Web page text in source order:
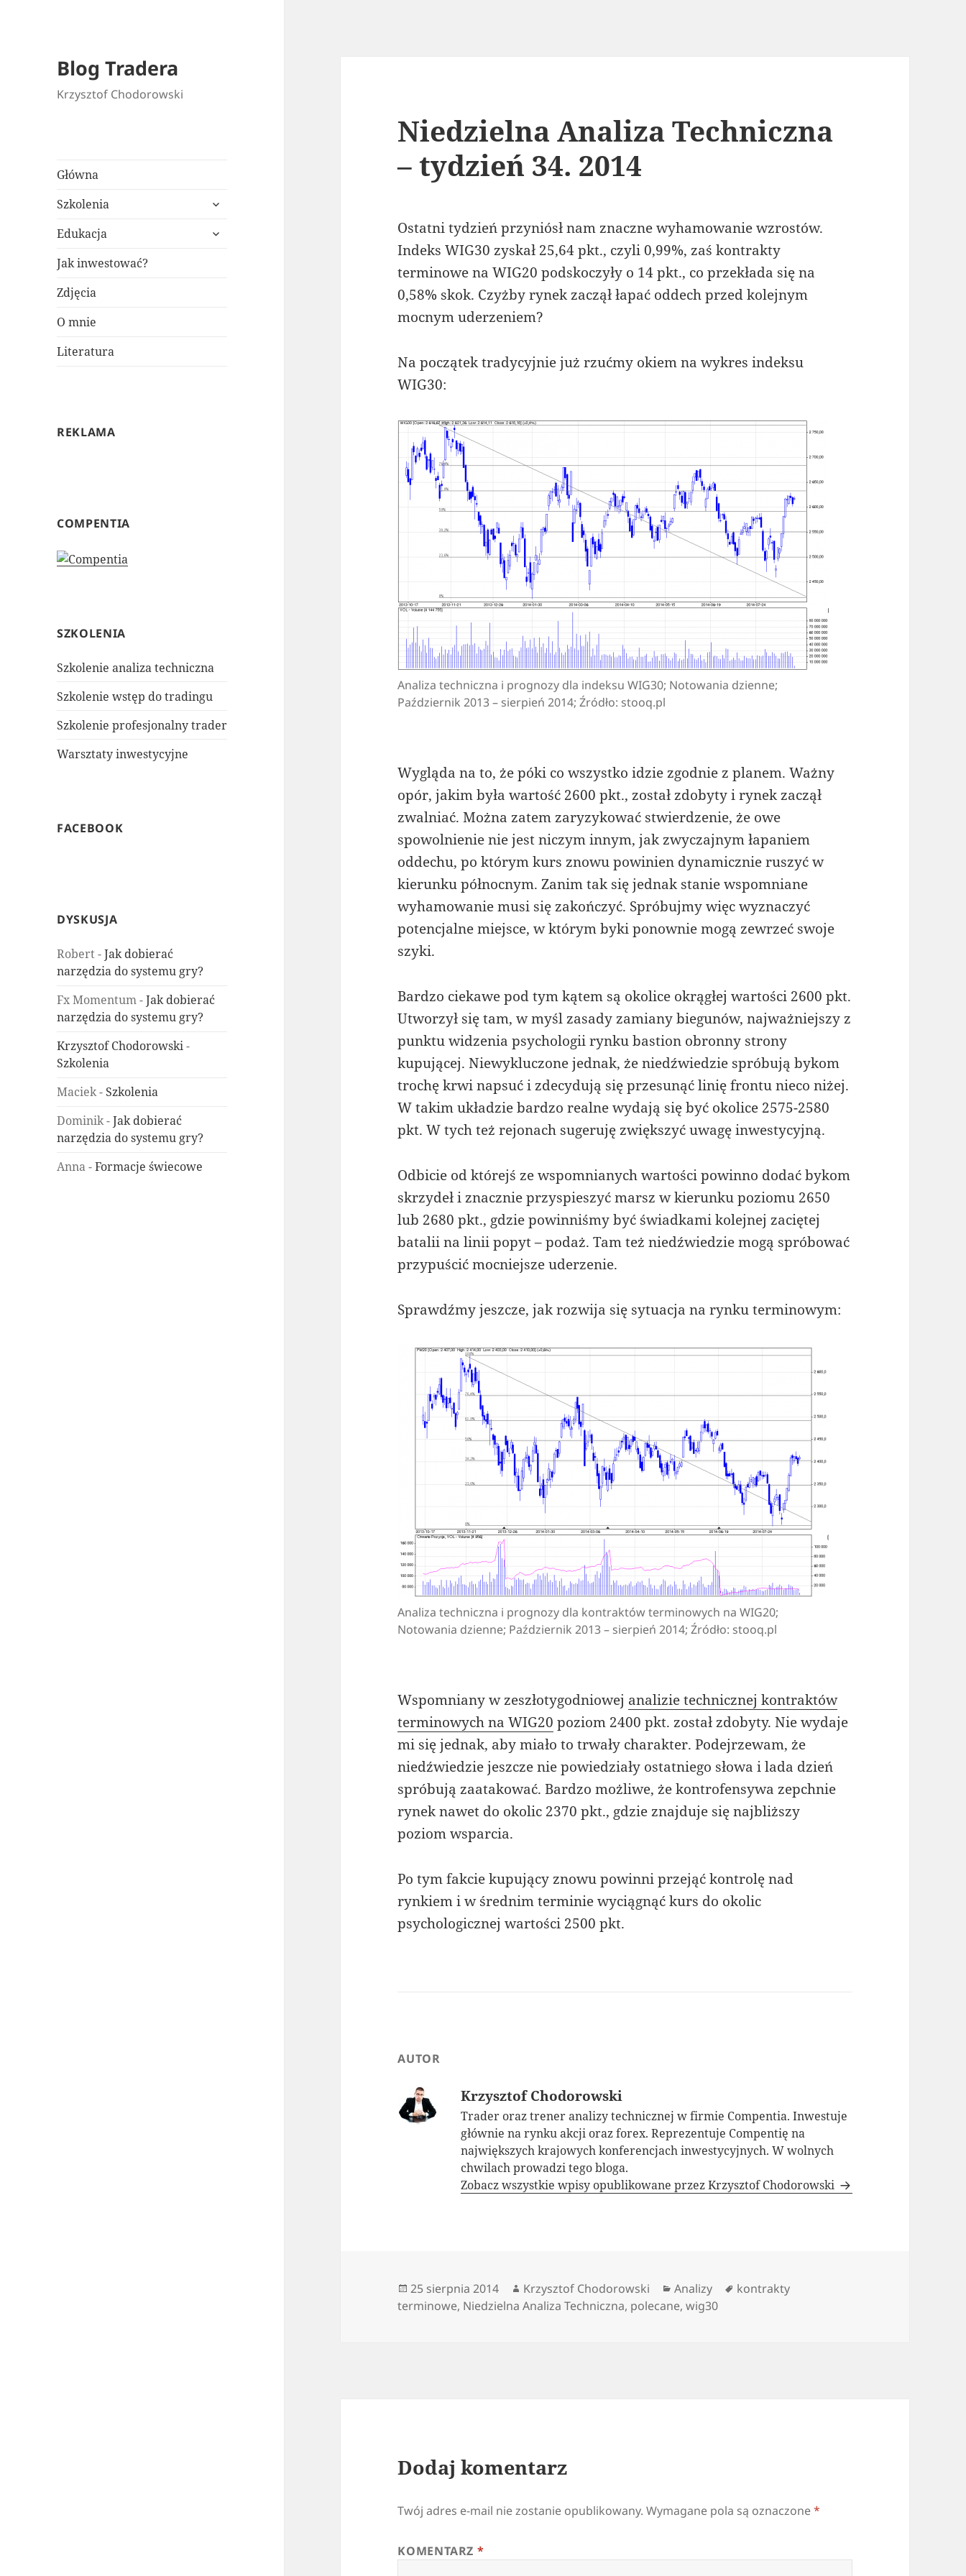
Blog Tradera
Krzysztof Chodorowski
Główna
Szkolenia
rozwiń
potomne
Edukacja
rozwiń
Jak inwestować?
Zdjęcia
O mnie
Literatura
REKLAMA
COMPENTIA
SZKOLENIA
Szkolenie analiza techniczna
Szkolenie wstęp do tradingu
Szkolenie profesjonalny trader
Warsztaty inwestycyjne
FACEBOOK
DYSKUSJA
Robert-Jak dobierać
narzędzia do systemu gry?
Fx Momentum-Jak dobierać
narzędzia do systemu gry?
Krzysztof Chodorowski-
Szkolenia
Maciek- Szkolenia
Dominik-Jak dobierać
narzędzia do systemu gry?
Anna-Formacje świecowe
Niedzielna Analiza Techniczna
– tydzień 34. 2014
Ostatni tydzień przyniósł nam znaczne wyhamowanie wzrostów.
Indeks WIG30 zyskał 25,64 pkt., czyli 0,99%, zaś kontrakty
terminowe na WIG20 podskoczyły o 14 pkt., co przekłada się na
0,58% skok. Czyżby rynek zaczął łapać oddech przed kolejnym
mocnym uderzeniem?
Na początek tradycyjnie już rzućmy okiem na wykres indeksu
WIG30:
Analiza techniczna i prognozy dla indeksu WIG30; Notowania dzienne;
Październik 2013 – sierpień 2014; Źródło: stooq.pl
Wygląda na to, że póki co wszystko idzie zgodnie z planem. Ważny
opór, jakim była wartość 2600 pkt., został zdobyty i rynek zaczął
zwalniać. Można zatem zaryzykować stwierdzenie, że owe
spowolnienie nie jest niczym innym, jak zwyczajnym łapaniem
oddechu, po którym kurs znowu powinien dynamicznie ruszyć w
kierunku północnym. Zanim tak się jednak stanie wspomniane
wyhamowanie musi się zakończyć. Spróbujmy więc wyznaczyć
potencjalne miejsce, w którym byki ponownie mogą zewrzeć swoje
szyki.
Bardzo ciekawe pod tym kątem są okolice okrągłej wartości 2600 pkt.
Utworzył się tam, w myśl zasady zamiany biegunów, najważniejszy z
punktu widzenia psychologii rynku bastion obronny strony
kupującej. Niewykluczone jednak, że niedźwiedzie spróbują bykom
trochę krwi napsuć i zdecydują się przesunąć linię frontu nieco niżej.
W takim układzie bardzo realne wydają się być okolice 2575-2580
pkt. W tych też rejonach sugeruję zwiększyć uwagę inwestycyjną.
Odbicie od którejś ze wspomnianych wartości powinno dodać bykom
skrzydeł i znacznie przyspieszyć marsz w kierunku poziomu 2650
lub 2680 pkt., gdzie powinniśmy być świadkami kolejnej zaciętej
batalii na linii popyt – podaż. Tam też niedźwiedzie mogą spróbować
przypuścić mocniejsze uderzenie.
Sprawdźmy jeszcze, jak rozwija się sytuacja na rynku terminowym:
Analiza techniczna i prognozy dla kontraktów terminowych na WIG20;
Notowania dzienne; Październik 2013 – sierpień 2014; Źródło: stooq.pl
Wspomniany w zeszłotygodniowej analizie technicznej kontraktów
terminowych na WIG20 poziom 2400 pkt. został zdobyty. Nie wydaje
mi się jednak, aby miało to trwały charakter. Podejrzewam, że
niedźwiedzie jeszcze nie powiedziały ostatniego słowa i lada dzień
spróbują zaatakować. Bardzo możliwe, że kontrofensywa zepchnie
rynek nawet do okolic 2370 pkt., gdzie znajduje się najbliższy
poziom wsparcia.
Po tym fakcie kupujący znowu powinni przejąć kontrolę nad
rynkiem i w średnim terminie wyciągnąć kurs do okolic
psychologicznej wartości 2500 pkt.
AUTOR
Krzysztof Chodorowski
Trader oraz trener analizy technicznej w firmie Compentia. Inwestuje
głównie na rynku akcji oraz forex. Reprezentuje Compentię na
największych krajowych konferencjach inwestycyjnych. W wolnych
chwilach prowadzi tego bloga.
Zobacz wszystkie wpisy opublikowane przez Krzysztof Chodorowski
Data
publikacji
25 sierpnia 2014 Autor
Krzysztof Chodorowski Kategorie
Analizy Tagi
kontrakty
terminowe, Niedzielna Analiza Techniczna, polecane,wig30
Dodaj komentarz
Twój adres e-mail nie zostanie opublikowany. Wymagane pola są oznaczone*
KOMENTARZ *